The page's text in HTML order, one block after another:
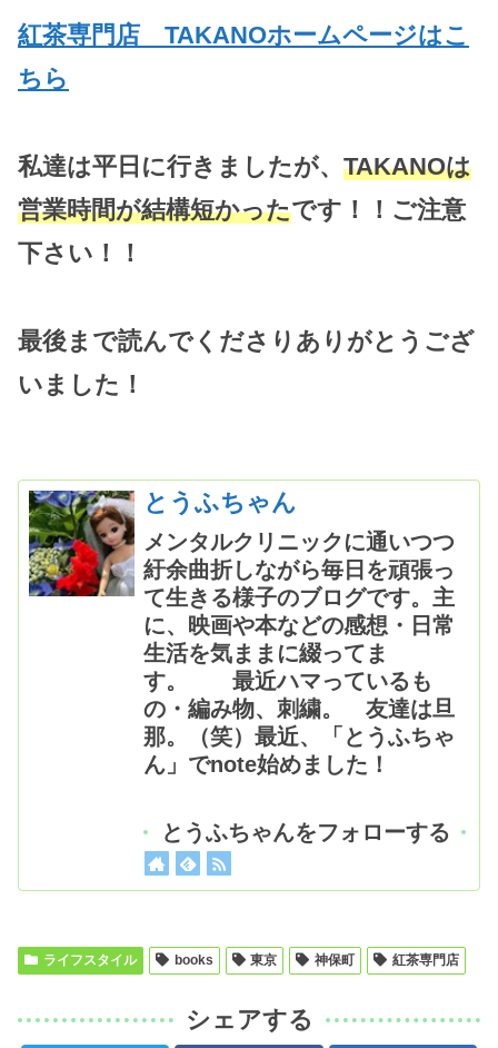
紅茶専門店 TAKANOホームページはこ
ちら
私達は平日に行きましたが、 TAKANOは
営業時間が結構短かったです！！ご注意
下さい！！
最後まで読んでくださりありがとうござ
いました！
とうふちゃん
メンタルクリニックに通いつつ
紆余曲折しながら毎日を頑張っ
て生きる様子のブログです。主
に、映画や本などの感想・日常
生活を気ままに綴ってま
す。 最近ハマっているも
の・編み物、刺繍。 友達は旦
那。（笑）最近、「とうふちゃ
ん」でnote始めました！
とうふちゃんをフォローする
ライフスタイル books 東京 神保町 紅茶専門店
シェアする